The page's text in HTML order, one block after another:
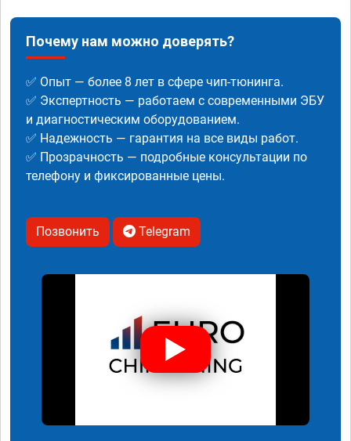
Почему нам можно доверять?
✅ Опыт — более 8 лет в сфере чип-тюнинга.
✅ Экспертность — работаем с современными ЭБУ
и диагностическим оборудованием.
✅ Надежность — гарантия на все виды работ.
✅ Прозрачность — подробные консультации по
телефону и фиксированные цены.
Позвонить Telegram